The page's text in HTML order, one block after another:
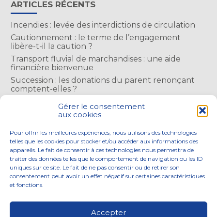
Gérer le consentement
aux cookies
Pour offrir les meilleures expériences, nous utilisons des technologies
telles que les cookies pour stocker et/ou accéder aux informations des
appareils. Le fait de consentir à ces technologies nous permettra de
traiter des données telles que le comportement de navigation ou les ID
uniques sur ce site. Le fait de ne pas consentir ou de retirer son
consentement peut avoir un effet négatif sur certaines caractéristiques
et fonctions.
Accepter
ARTICLES RÉCENTS
Incendies : levée des interdictions de circulation
Cautionnement : le terme de l’engagement
libère-t-il la caution ?
Transport fluvial de marchandises : une aide
financière bienvenue
Succession : les donations du parent renonçant
comptent-elles ?
Encadrement des loyers : une année de plus
COMMENTAIRES RÉCENTS
FooterNOS ENGAGEMENTS
SOLUTIONS NUMÉRIQUES
ACTUALITÉS